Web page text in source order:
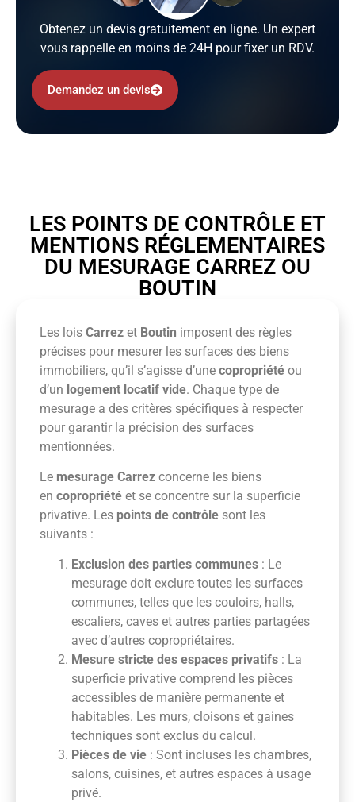
Obtenez un devis gratuitement en ligne. Un expert
vous rappelle en moins de 24H pour fixer un RDV.
Demandez un devis
LES POINTS DE CONTRÔLE ET
MENTIONS RÉGLEMENTAIRES
DU MESURAGE CARREZ OU
BOUTIN
Les lois Carrez et Boutin imposent des règles
précises pour mesurer les surfaces des biens
immobiliers, qu’il s’agisse d’une copropriété ou
d’un logement locatif vide. Chaque type de
mesurage a des critères spécifiques à respecter
pour garantir la précision des surfaces
mentionnées.
Le mesurage Carrez concerne les biens
en copropriété et se concentre sur la superficie
privative. Les points de contrôle sont les
suivants :
Exclusion des parties communes : Le
mesurage doit exclure toutes les surfaces
communes, telles que les couloirs, halls,
escaliers, caves et autres parties partagées
avec d’autres copropriétaires.
Mesure stricte des espaces privatifs : La
superficie privative comprend les pièces
accessibles de manière permanente et
habitables. Les murs, cloisons et gaines
techniques sont exclus du calcul.
Pièces de vie : Sont incluses les chambres,
salons, cuisines, et autres espaces à usage
privé.